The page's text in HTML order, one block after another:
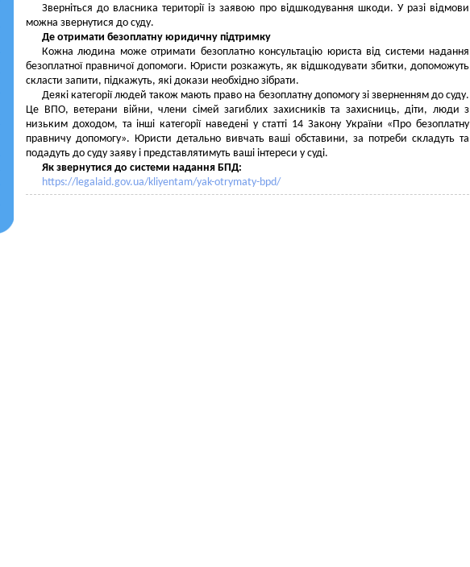
Зверніться до власника території із заявою про відшкодування шкоди. У разі відмови
можна звернутися до суду.
Де отримати безоплатну юридичну підтримку
Кожна людина може отримати безоплатно консультацію юриста від системи надання
безоплатної правничої допомоги. Юристи розкажуть, як відшкодувати збитки, допоможуть
скласти запити, підкажуть, які докази необхідно зібрати.
Деякі категорії людей також мають право на безоплатну допомогу зі зверненням до суду.
Це ВПО, ветерани війни, члени сімей загиблих захисників та захисниць, діти, люди з
низьким доходом, та інші категорії наведені у статті 14 Закону України «Про безоплатну
правничу допомогу». Юристи детально вивчать ваші обставини, за потреби складуть та
подадуть до суду заяву і представлятимуть ваші інтереси у суді.
Як звернутися до системи надання БПД:
https://legalaid.gov.ua/kliyentam/yak-otrymaty-bpd/